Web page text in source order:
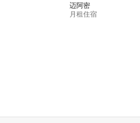
迈阿密
月租住宿